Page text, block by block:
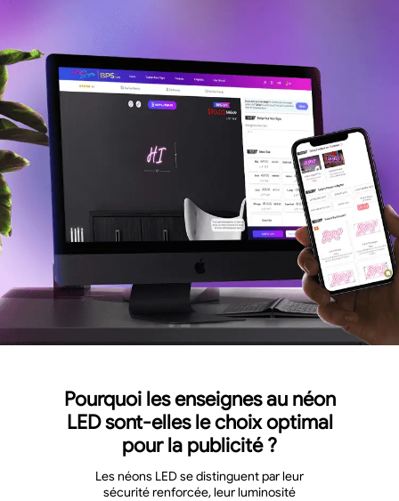
Pourquoi les enseignes au néon
LED sont-elles le choix optimal
pour la publicité ?
Les néons LED se distinguent par leur
sécurité renforcée, leur luminosité